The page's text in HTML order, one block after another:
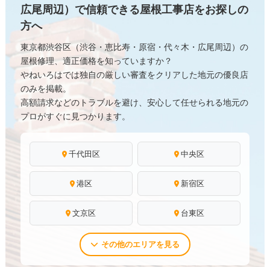
広尾周辺）で信頼できる屋根工事店をお探しの
方へ
東京都渋谷区（渋谷・恵比寿・原宿・代々木・広尾周辺）の
屋根修理、適正価格を知っていますか？
やねいろはでは独自の厳しい審査をクリアした地元の優良店
のみを掲載。
高額請求などのトラブルを避け、安心して任せられる地元の
プロがすぐに見つかります。
千代田区 中央区
港区 新宿区
文京区 台東区
その他のエリアを見る